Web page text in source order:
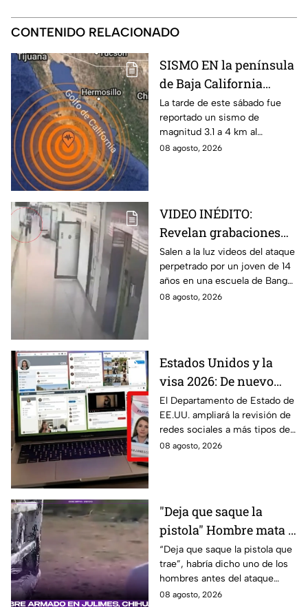
CONTENIDO RELACIONADO
SISMO EN la península
de Baja California
sacude San José del
Cabo
La tarde de este sábado fue
reportado un sismo de
magnitud 3.1 a 4 km al
noroeste de San José del
08 agosto, 2026
VIDEO INÉDITO:
Revelan grabaciones
del tiroteo escolar que
dejó múltiples víctimas
Salen a la luz videos del ataque
perpetrado por un joven de 14
años en una escuela de Bang
Kruai, Tailandia. El saldo es de
08 agosto, 2026
Estados Unidos y la
visa 2026: De nuevo
revisarán las redes
sociales de mexicanos
que viaje a este país
El Departamento de Estado de
EE.UU. ampliará la revisión de
redes sociales a más tipos de
visa, incluyendo a mexicanos
08 agosto, 2026
"Deja que saque la
pistola" Hombre mata a
padre y hiere a su hijo
por supuestamente
invadir un camino
“Deja que saque la pistola que
trae”, habría dicho uno de los
hombres antes del ataque
armado en Julimes, Chihuahua
08 agosto, 2026